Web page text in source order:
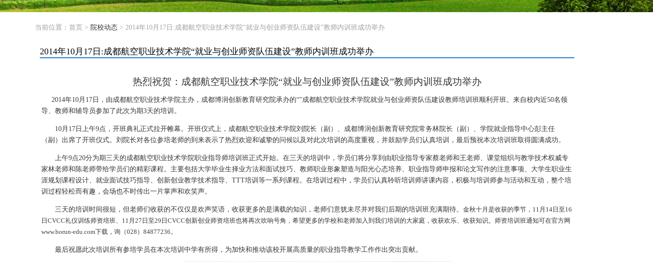
当前位置： 首页 > 院校动态 > 2014年10月17日:成都航空职业技术学院“就业与创业师资队伍建设”教师内训班成功举办
2014年10月17日:成都航空职业技术学院“就业与创业师资队伍建设”教师内训班成功举办
热烈祝贺 ： 成都航空职业技术学院“就业与创业师资队伍建设”教师内训 班成功举办
2014年10月17日，由成都航空职业技术学院主办，成都博润创新教育研究院承办的“”成都航空职业技术学院就业与创业师资队伍建设教师培训班顺利开班。来自校内近50名领
导、教师和辅导员参加了此次为期3天的培训。
10月17日上午9点，开班典礼正式拉开帷幕。开班仪式上，成都航空职业技术学院刘院长（副）、成都博润创新教育研究院常务林院长（副）、学院就业指导中心彭主任
（副）出席了开班仪式。刘院长对各位参培老师的到来表示了热烈欢迎和诚挚的问候以及对此次培训的高度重视，并鼓励学员们认真培训，最后预祝本次培训班取得圆满成功。
上午9点20分为期三天的成都航空职业技术学院职业指导师培训班正式开始。在三天的培训中，学员们将分享到由职业指导专家蔡老师和王老师、课堂组织与教学技术权威专
家林老师和陈老师带给学员们的精彩课程。主要包括大学毕业生择业方法和面试技巧、教师职业形象塑造与阳光心态培养、职业指导师申报和论文写作的注意事项、大学生职业生
涯规划课程设计、就业面试技巧指导、创新创业教学技术指导、TTT培训等一系列课程。在培训过程中，学员们认真聆听培训师讲课内容，积极与培训师参与活动和互动，整个培
训过程轻松而有趣，会场也不时传出一片掌声和欢笑声。
三天的培训时间很短，但老师们收获的不仅仅是欢声笑语，收获更多的是满载的知识，老师们意犹未尽并对我们后期的培训班充满期待。 金秋十月是收获的季节， 11月14日 至16
日CVCC礼仪训练师资培班、11月27日 至29日CVCC创新创业师资培班也将再次吹响号角，希望更多的学校和老师加入到我们培训的大家庭，收获欢乐、收获知识。师资培训班通知可在官方网
www.borun-edu.com下载，询（028）84877236。
最后祝愿此次培训所有参培学员在本次培训中学有所得，为加快和推动该校开展高质量的职业指导教学工作作出突出贡献。